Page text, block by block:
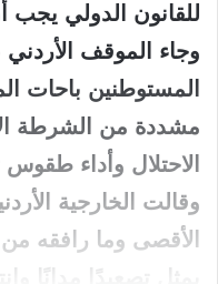
للقانون الدولي يجب
وجاء الموقف
المستوطنين باحات
مشددة من الشرطة
الاحتلال وأداء
وقالت الخارجية
الأقصى وما رافقه